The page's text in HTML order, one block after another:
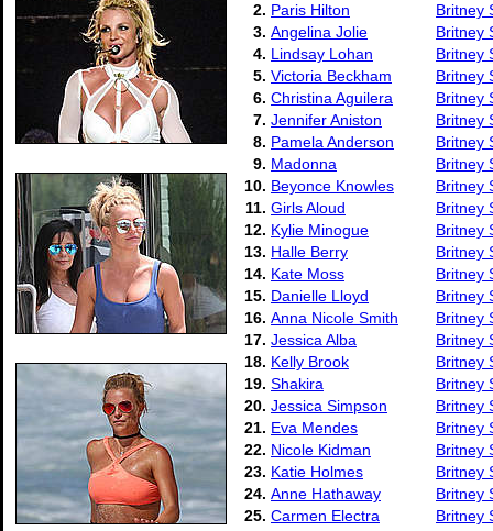
2. Paris Hilton
3. Angelina Jolie
4. Lindsay Lohan
5. Victoria Beckham
6. Christina Aguilera
7. Jennifer Aniston
8. Pamela Anderson
9. Madonna
10. Beyonce Knowles
11. Girls Aloud
12. Kylie Minogue
13. Halle Berry
14. Kate Moss
15. Danielle Lloyd
16. Anna Nicole Smith
17. Jessica Alba
18. Kelly Brook
19. Shakira
20. Jessica Simpson
21. Eva Mendes
22. Nicole Kidman
23. Katie Holmes
24. Anne Hathaway
25. Carmen Electra
Britney
Britney
Britney
Britney
Britney
Britney
Britney
Britney
Britney
Britney
Britney
Britney
Britney
Britney
Britney
Britney
Britney
Britney
Britney
Britney
Britney
Britney
Britney
Britney